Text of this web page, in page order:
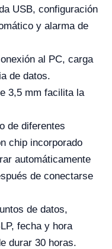
USB, configuración
y alarma de
al PC, carga
de datos.
3,5 mm facilita la
de diferentes
chip incorporado
automáticamente
de conectarse
de datos,
fecha y hora
durar 30 horas.